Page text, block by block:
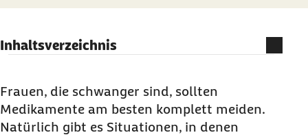
Inhaltsverzeichnis
Schwangerschaft
Werden Medikamente an Schwangeren
getestet?
Frauen, die schwanger sind, sollten
Medikamente am besten komplett meiden.
Natürlich gibt es Situationen, in denen